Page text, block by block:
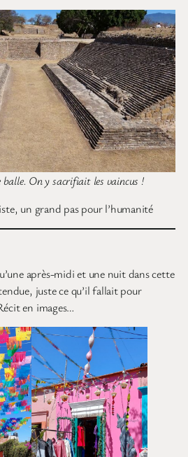
balle. On y sacrifiait les vaincus !
un grand pas pour l’humanité
après-midi et une nuit dans cette
juste ce qu’il fallait pour
en images…